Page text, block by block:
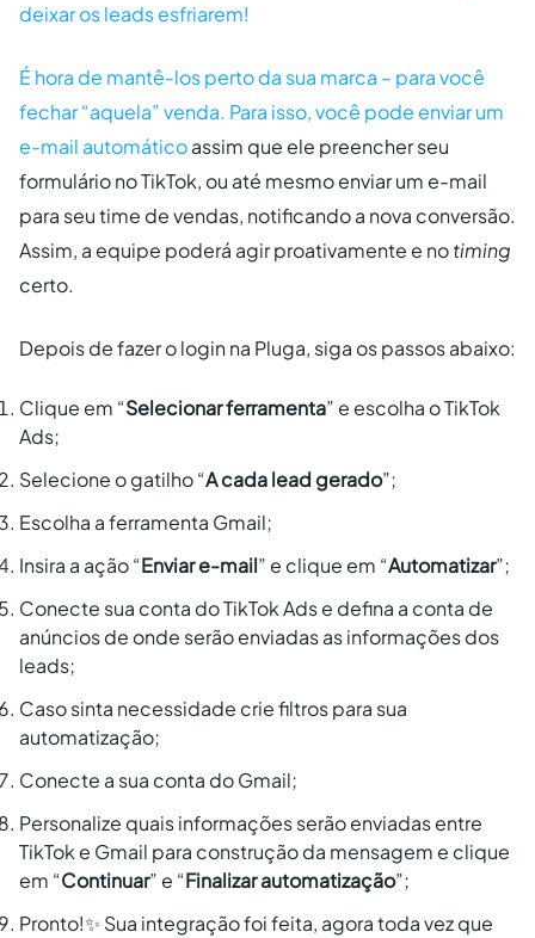
deixar os leads esfriarem!
É hora de mantê-los perto da sua marca – para você
fechar “aquela” venda. Para isso, você pode enviar um
e-mail automáticoassim que ele preencher seu
formulário no TikTok, ou até mesmo enviar um e-mail
para seu time de vendas, notificando a nova conversão.
Assim, a equipe poderá agir proativamente e notiming
certo.
Depois de fazer o login na Pluga, siga os passos abaixo:
Clique em “Selecionar ferramenta” e escolha o TikTok
Ads;
Selecione o gatilho “A cada lead gerado”;
Escolha a ferramenta Gmail;
Insira a ação “Enviar e-mail” e clique em “Automatizar”;
Conecte sua conta do TikTok Ads e defina a conta de
anúncios de onde serão enviadas as informações dos
leads;
Caso sinta necessidade crie filtros para sua
automatização;
Conecte a sua conta do Gmail;
Personalize quais informações serão enviadas entre
TikTok e Gmail para construção da mensagem e clique
em “Continuar” e “Finalizar automatização”;
Pronto!✨ Sua integração foi feita, agora toda vez que